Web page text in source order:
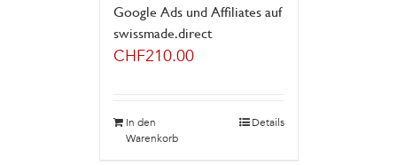
Google Ads und Affiliates auf
swissmade.direct
CHF210.00
In den
Warenkorb
Details